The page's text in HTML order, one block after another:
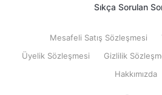
Sıkça Sorulan
Mesafeli Satış Sözleşmesi
Üyelik Sözleşmesi
Gizlilik
Hakkımızda